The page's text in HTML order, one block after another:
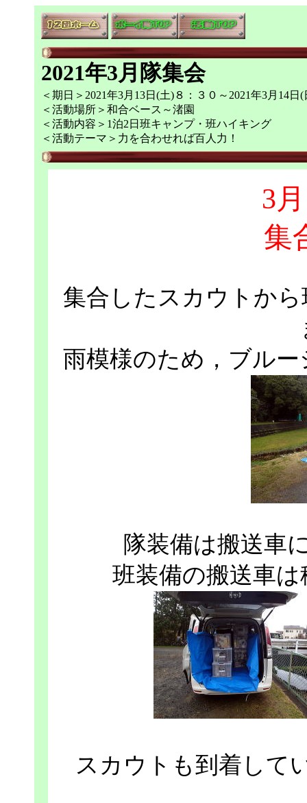
2021年3月隊集会
＜期日＞2021年3月13日(土)８：３０～2021年3月14日
＜活動場所＞和合ベース～渚園
＜活動内容＞1泊2日班キャンプ・班ハイキング
＜活動テーマ＞力を合わせれば百人力！
3
集
集合したスカウトか
雨模様のため，ブル
隊装備は搬送車
班装備の搬送車
スカウトも到着して